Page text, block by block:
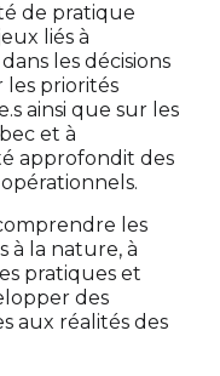
de pratique
liés à
les décisions
les priorités
ainsi que sur les
et à
approfondit des
les
à la nature, à
pratiques et
des
aux réalités des